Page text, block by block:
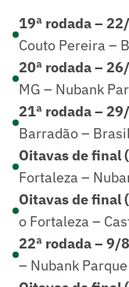
19ª rodada –
Couto Pereira –
20ª rodada –
MG – Nubank
21ª rodada –
Barradão –
Oitavas de final
Fortaleza –
Oitavas de final
o Fortaleza –
22ª rodada – 9/
– Nubank